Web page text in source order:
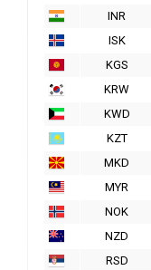
INR
ISK
KGS
KRW
KWD
KZT
MKD
MYR
NOK
NZD
RSD